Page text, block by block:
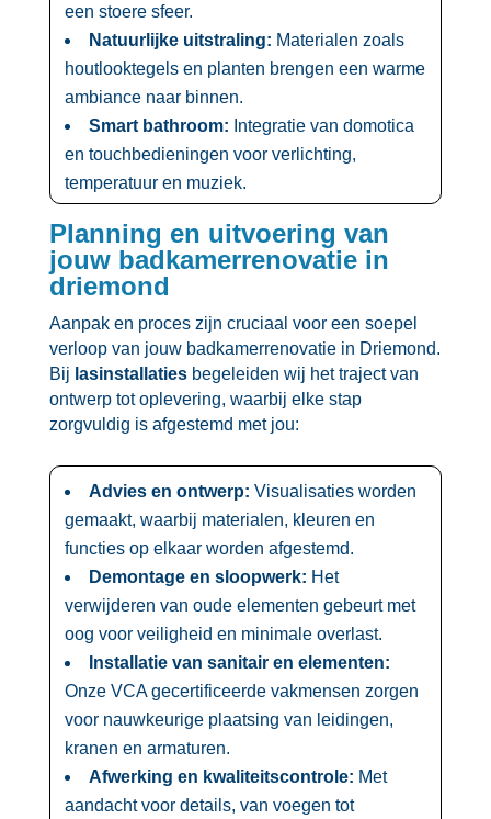
een stoere sfeer.​
Natuurlijke uitstraling: Materialen zoals
houtlooktegels en planten brengen een warme
ambiance naar binnen.​
Smart bathroom: Integratie van domotica
en touchbedieningen voor verlichting,
temperatuur en muziek.​
Planning en uitvoering van
jouw badkamerrenovatie in
driemond
Aanpak en proces zijn cruciaal voor een soepel
verloop van jouw badkamerrenovatie in Driemond.​
Bij lasinstallatiesbegeleiden wij het traject van
ontwerp tot oplevering, waarbij elke stap
zorgvuldig is afgestemd met jou:
Advies en ontwerp: Visualisaties worden
gemaakt, waarbij materialen, kleuren en
functies op elkaar worden afgestemd.​
Demontage en sloopwerk: Het
verwijderen van oude elementen gebeurt met
oog voor veiligheid en minimale overlast.​
Installatie van sanitair en elementen:
Onze VCA gecertificeerde vakmensen zorgen
voor nauwkeurige plaatsing van leidingen,
kranen en armaturen.​
Afwerking en kwaliteitscontrole: Met
aandacht voor details, van voegen tot